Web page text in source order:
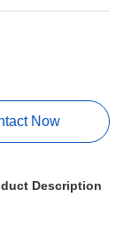
Now
Description